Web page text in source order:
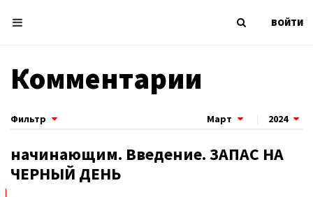
ВОЙТИ
Комментарии
Фильтр Март 2024
начинающим. Введение. ЗАПАС НА
ЧЕРНЫЙ ДЕНЬ